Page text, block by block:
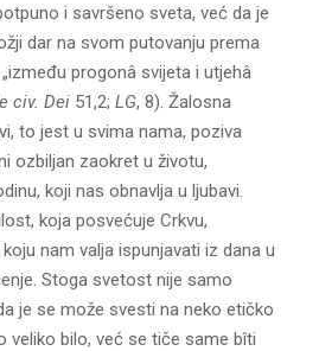
i savršeno sveta, već da je
dar na svom putovanju prema
progonâ svijeta i utjehâ
civ. Dei 51,2; LG, 8). Žalosna
to jest u svima nama, poziva
ozbiljan zaokret u životu,
koji nas obnavlja u ljubavi.
koja posvećuje Crkvu,
nam valja ispunjavati iz dana u
Stoga svetost nije samo
je se može svesti na neko etičko
veliko bilo, već se tiče same bîti